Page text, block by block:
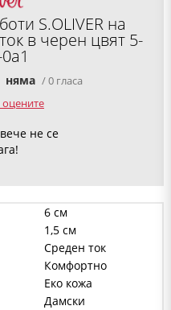
S.OLIVER на
в черен цвят 5-
няма / 0 гласа
оцените
не се
6 см
1,5 см
Среден ток
Комфортно
Еко кожа
Дамски